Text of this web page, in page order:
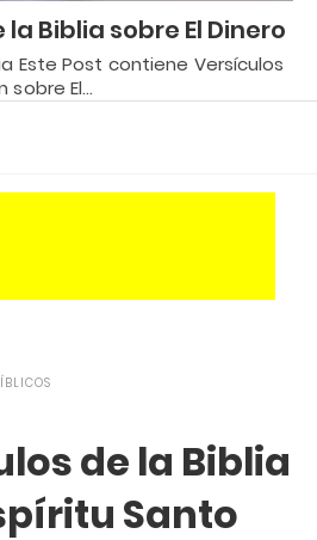
Biblia sobre El Dinero
Este Post contiene Versículos
sobre El…